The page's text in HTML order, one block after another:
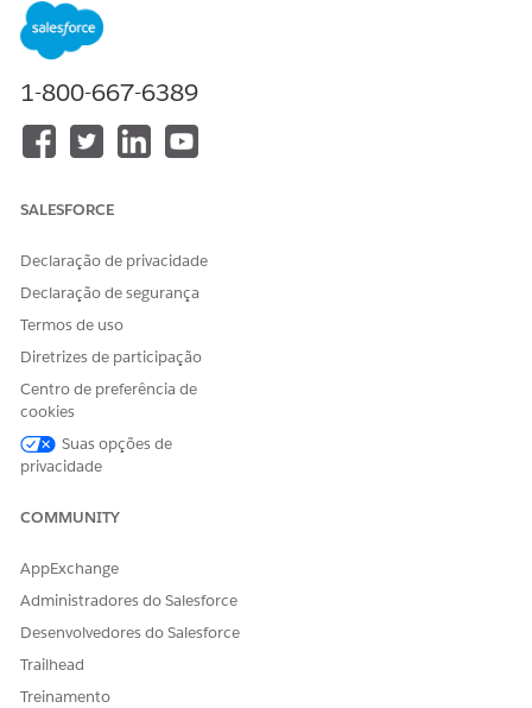
As a workaround, agents must be migrated from the Legacy
Agent Builder to the NGA Builder, and the new Slack
connection should be used.
Número do artigo do Knowledge
005318697
ESTE ARTIGO RESOLVEU SEU PROBLEMA?
1-800-667-6389
SALESFORCE
Declaração de privacidade
Declaração de segurança
Termos de uso
Diretrizes de participação
Centro de preferência de
cookies
Suas opções de
privacidade
COMMUNITY
AppExchange
Administradores do Salesforce
Desenvolvedores do Salesforce
Trailhead
Treinamento